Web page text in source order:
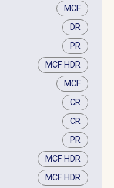
MCF
DR
PR
MCF HDR
MCF
CR
CR
PR
MCF HDR
MCF HDR